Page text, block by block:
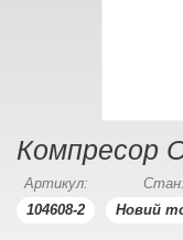
Компресор
Артикул:
104608-2
Стан:
Новий